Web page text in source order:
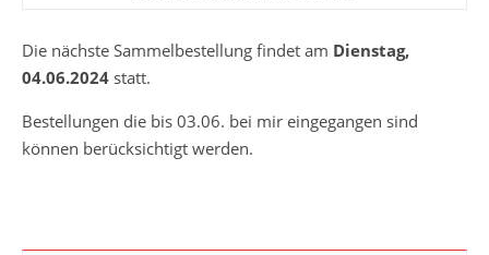
Die nächste Sammelbestellung findet am Dienstag,
04.06.2024 statt.
Bestellungen die bis 03.06. bei mir eingegangen sind
können berücksichtigt werden.